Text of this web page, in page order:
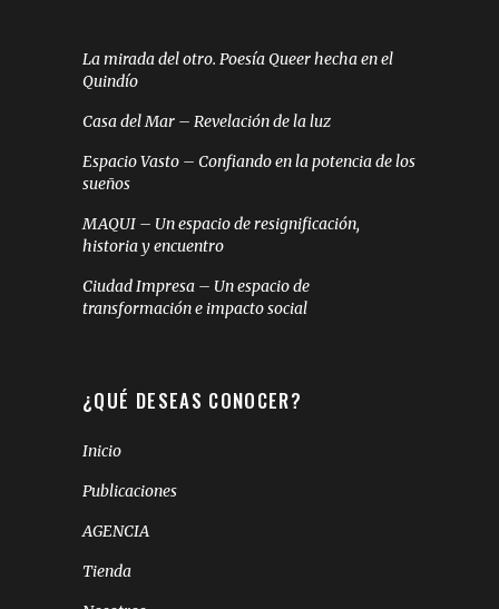
La mirada del otro. Poesía Queer hecha en el
Quindío
Casa del Mar – Revelación de la luz
Espacio Vasto – Confiando en la potencia de los
sueños
MAQUI – Un espacio de resignificación,
historia y encuentro
Ciudad Impresa – Un espacio de
transformación e impacto social
¿QUÉ DESEAS CONOCER?
Inicio
Publicaciones
AGENCIA
Tienda